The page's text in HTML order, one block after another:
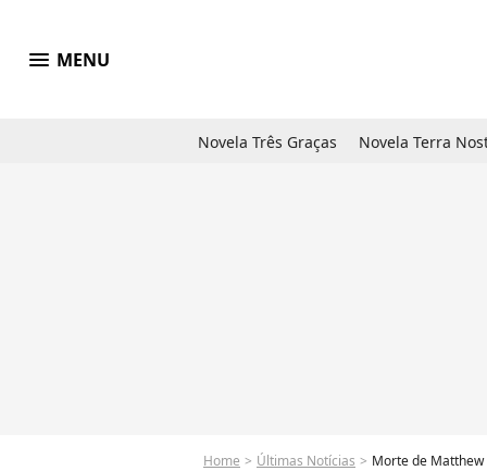
menu MENU
Novela Três Graças Novela Terra
Home Últimas Notícias Morte de